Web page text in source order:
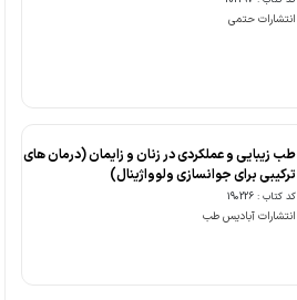
انتشارات حتمی
طب زیبایی و عملکردی در زنان و زایمان (درمان های
ترکیبی برای جوانسازی ولوواژینال)
کد کتاب : 190226
انتشارات آبادیس طب